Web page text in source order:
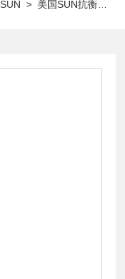
> 美国SUN抗衡阀